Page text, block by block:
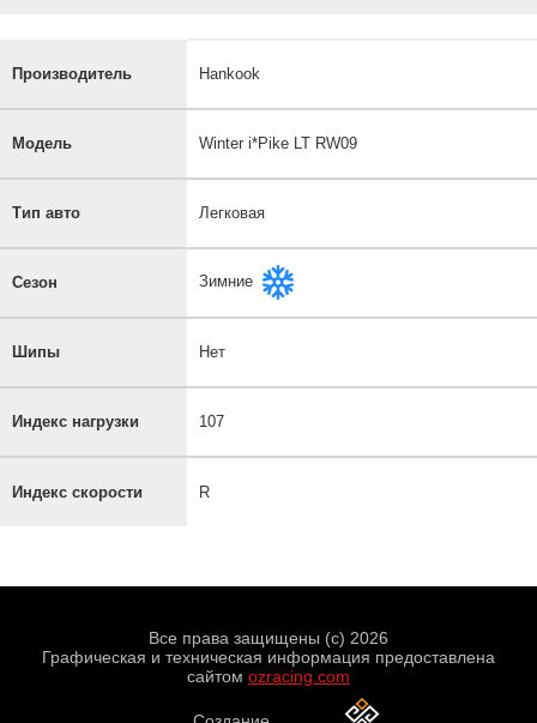
Производитель Hankook
Модель Winter i*Pike LT RW09
Тип авто Легковая
Сезон Зимние
Шипы Нет
Индекс нагрузки 107
Индекс скорости R
Все права защищены (с) 2026
Графическая и техническая информация предоставлена
сайтом ozracing.com